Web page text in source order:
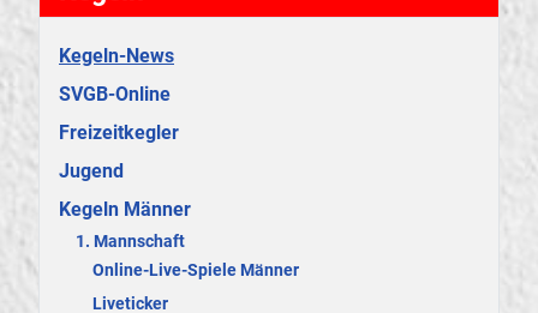
Kegeln-News
SVGB-Online
Freizeitkegler
Jugend
Kegeln Männer
1. Mannschaft
Online-Live-Spiele Männer